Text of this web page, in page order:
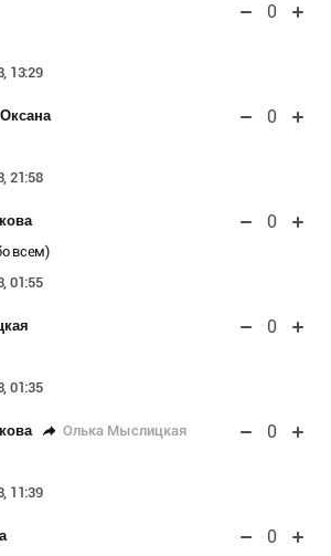
0
13:29
0
21:58
0
всем)
01:55
0
01:35
Олька Мыслицкая 0
11:39
0